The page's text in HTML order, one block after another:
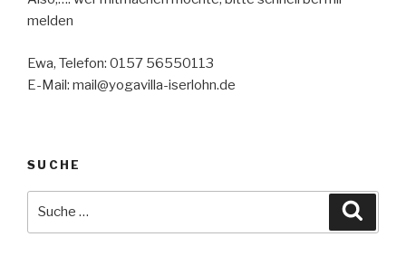
melden
Ewa, Telefon: 0157 56550113
E-Mail: mail@yogavilla-iserlohn.de
SUCHE